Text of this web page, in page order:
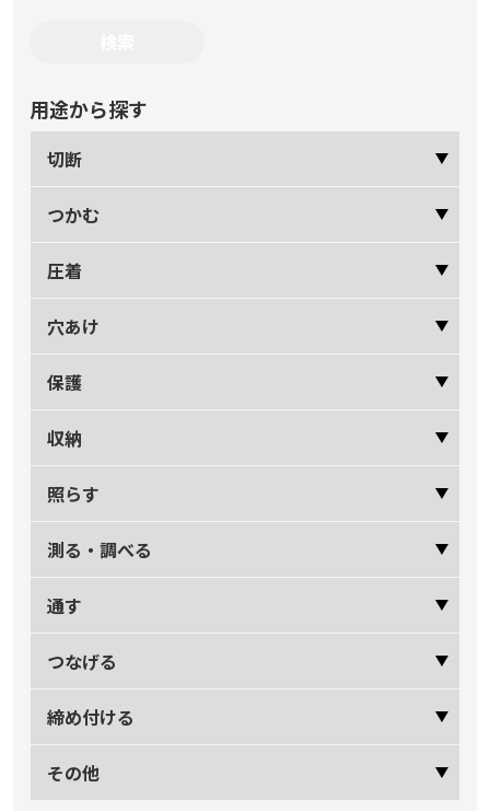
用途から探す
切断
つかむ
圧着
穴あけ
保護
収納
照らす
測る・調べる
通す
つなげる
締め付ける
その他